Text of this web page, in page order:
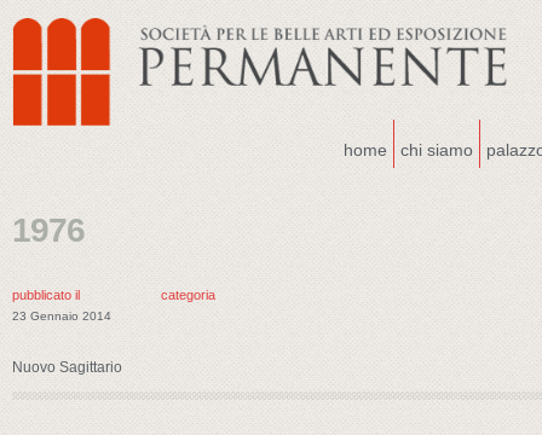
home chi siamo
1976
pubblicato il
23 Gennaio 2014
categoria
Nuovo Sagittario